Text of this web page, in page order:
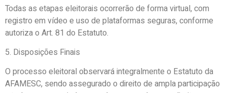
Todas as etapas eleitorais ocorrerão de formavirtual, com
registro em vídeo e uso de plataformas seguras, conforme
autoriza o Art. 81 do Estatuto.
5. Disposições Finais
O processo eleitoral observará integralmente o Estatuto da
AFAMESC, sendo assegurado o direito de ampla participação